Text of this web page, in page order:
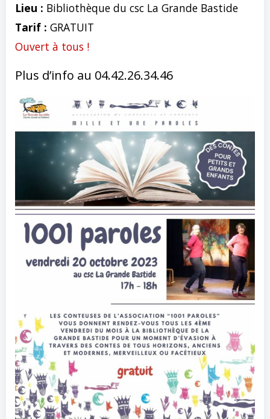
Lieu : Bibliothèque du csc La Grande Bastide
Tarif : GRATUIT
Ouvert à tous !
Plus d’info au 04.42.26.34.46